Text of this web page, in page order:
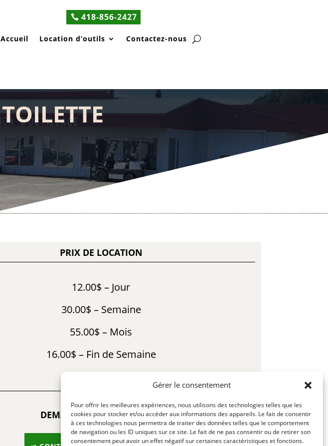
Gérer le consentement
Pour offrir les meilleures expériences, nous utilisons des technologies telles que les
cookies pour stocker et/ou accéder aux informations des appareils. Le fait de consentir
à ces technologies nous permettra de traiter des données telles que le comportement
de navigation ou les ID uniques sur ce site. Le fait de ne pas consentir ou de retirer son
consentement peut avoir un effet négatif sur certaines caractéristiques et fonctions.
418-856-2427
Accueil Location d’outils Contactez-nous
PRIX DE LOCATION
12.00$ – Jour
30.00$ – Semaine
55.00$ – Mois
16.00$ – Fin de Semaine
DEMANDE D’INFORMATION
& RÉSERVATION